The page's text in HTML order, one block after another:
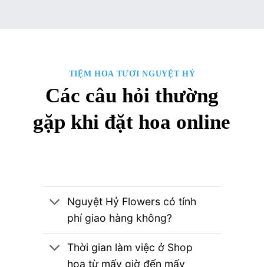
TIỆM HOA TƯƠI NGUYỆT HỶ
Các câu hỏi thường
gặp khi đặt hoa online
Nguyệt Hỷ Flowers có tính
phí giao hàng không?
Thời gian làm việc ở Shop
hoa từ mấy giờ đến mấy